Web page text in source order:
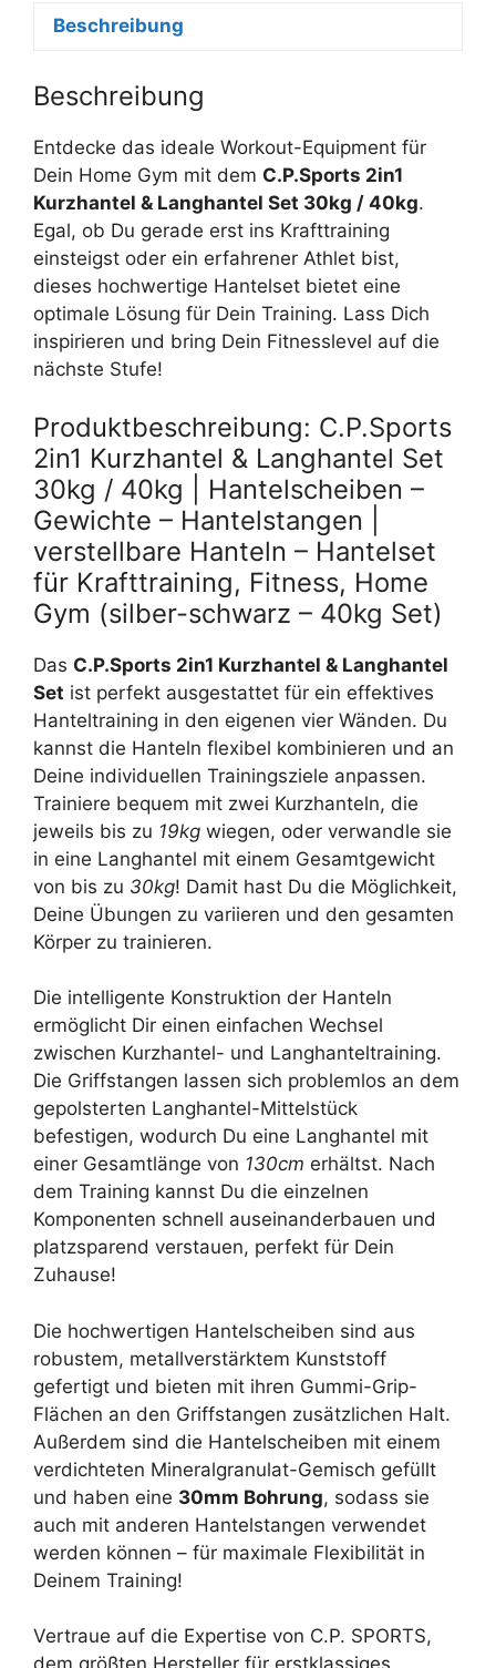
Beschreibung
Beschreibung
Entdecke das ideale Workout-Equipment für
Dein Home Gym mit dem C.P.Sports 2in1
Kurzhantel & Langhantel Set 30kg / 40kg.
Egal, ob Du gerade erst ins Krafttraining
einsteigst oder ein erfahrener Athlet bist,
dieses hochwertige Hantelset bietet eine
optimale Lösung für Dein Training. Lass Dich
inspirieren und bring Dein Fitnesslevel auf die
nächste Stufe!
Produktbeschreibung: C.P.Sports
2in1 Kurzhantel & Langhantel Set
30kg / 40kg | Hantelscheiben –
Gewichte – Hantelstangen |
verstellbare Hanteln – Hantelset
für Krafttraining, Fitness, Home
Gym (silber-schwarz – 40kg Set)
Das C.P.Sports 2in1 Kurzhantel & Langhantel
Set ist perfekt ausgestattet für ein effektives
Hanteltraining in den eigenen vier Wänden. Du
kannst die Hanteln flexibel kombinieren und an
Deine individuellen Trainingsziele anpassen.
Trainiere bequem mit zwei Kurzhanteln, die
jeweils bis zu 19kg wiegen, oder verwandle sie
in eine Langhantel mit einem Gesamtgewicht
von bis zu 30kg! Damit hast Du die Möglichkeit,
Deine Übungen zu variieren und den gesamten
Körper zu trainieren.
Die intelligente Konstruktion der Hanteln
ermöglicht Dir einen einfachen Wechsel
zwischen Kurzhantel- und Langhanteltraining.
Die Griffstangen lassen sich problemlos an dem
gepolsterten Langhantel-Mittelstück
befestigen, wodurch Du eine Langhantel mit
einer Gesamtlänge von 130cm erhältst. Nach
dem Training kannst Du die einzelnen
Komponenten schnell auseinanderbauen und
platzsparend verstauen, perfekt für Dein
Zuhause!
Die hochwertigen Hantelscheiben sind aus
robustem, metallverstärktem Kunststoff
gefertigt und bieten mit ihren Gummi-Grip-
Flächen an den Griffstangen zusätzlichen Halt.
Außerdem sind die Hantelscheiben mit einem
verdichteten Mineralgranulat-Gemisch gefüllt
und haben eine 30mm Bohrung, sodass sie
auch mit anderen Hantelstangen verwendet
werden können – für maximale Flexibilität in
Deinem Training!
Vertraue auf die Expertise von C.P. SPORTS,
dem größten Hersteller für erstklassiges